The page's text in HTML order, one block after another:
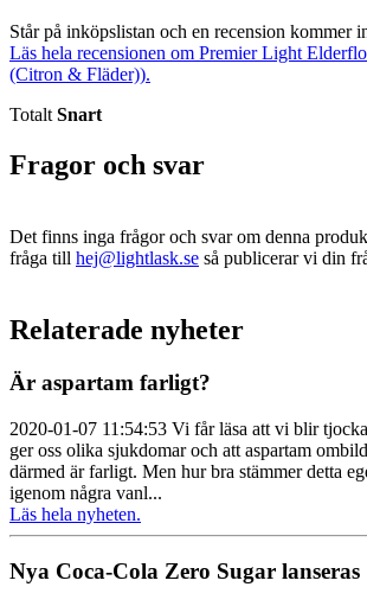
Står på inköpslistan och en recension kommer
Läs hela recensionen om Premier Light
(Citron & Fläder)).
Totalt Snart
Fragor och svar
Det finns inga frågor och svar om denna
fråga till hej@lightlask.se så publicerar vi din
Relaterade nyheter
Är aspartam farligt?
2020-01-07 11:54:53 Vi får läsa att vi blir
ger oss olika sjukdomar och att aspartam
därmed är farligt. Men hur bra stämmer detta
igenom några vanl...
Läs hela nyheten.
Nya Coca-Cola Zero Sugar lanseras